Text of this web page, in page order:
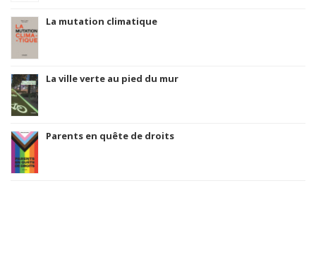
La mutation climatique
La ville verte au pied du mur
Parents en quête de droits